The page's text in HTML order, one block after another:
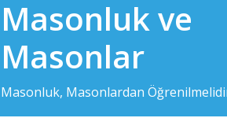
Masonluk ve
Masonlar
Masonluk, Masonlardan